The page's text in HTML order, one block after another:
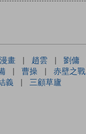
漫畫 | 趙雲 | 劉傭
| 曹操 | 赤壁之戰
義 | 三顧草廬